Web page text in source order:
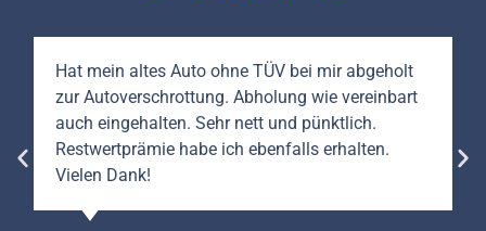
Hat mein altes Auto ohne TÜV bei mir abgeholt
zur Autoverschrottung. Abholung wie vereinbart
auch eingehalten. Sehr nett und pünktlich.
Restwertprämie habe ich ebenfalls erhalten.
Vielen Dank!